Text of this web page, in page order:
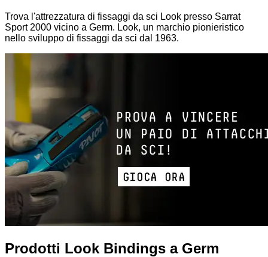
Trova l'attrezzatura di fissaggi da sci Look presso Sarrat
Sport 2000 vicino a Germ. Look, un marchio pionieristico
nello sviluppo di fissaggi da sci dal 1963.
Prodotti Look Bindings a Germ